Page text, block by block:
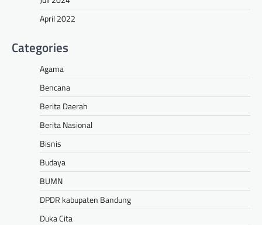
April 2022
Categories
Agama
Bencana
Berita Daerah
Berita Nasional
Bisnis
Budaya
BUMN
DPDR kabupaten Bandung
Duka Cita